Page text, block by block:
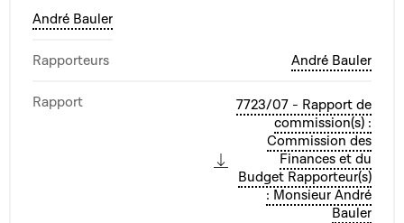
André Bauler
Rapporteurs André Bauler
Rapport
7723/07 - Rapport de
commission(s) :
Commission des
Finances et du
Budget Rapporteur(s)
: Monsieur André
Bauler